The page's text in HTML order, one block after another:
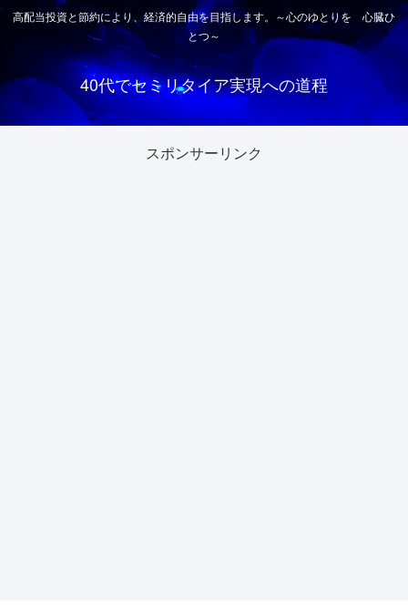
高配当投資と節約により、経済的自由を目指します。～心のゆとりを 心臓ひ
とつ～
40代でセミリタイア実現への道程
スポンサーリンク